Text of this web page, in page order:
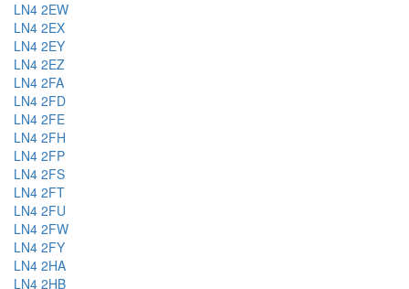
LN4 2EW
LN4 2EX
LN4 2EY
LN4 2EZ
LN4 2FA
LN4 2FD
LN4 2FE
LN4 2FH
LN4 2FP
LN4 2FS
LN4 2FT
LN4 2FU
LN4 2FW
LN4 2FY
LN4 2HA
LN4 2HB